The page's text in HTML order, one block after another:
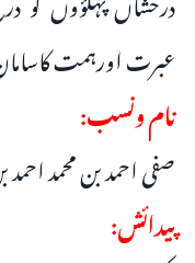
عبرت اورہمت
نام ونسب:
صفی احمد بن محمد
پیدائش: